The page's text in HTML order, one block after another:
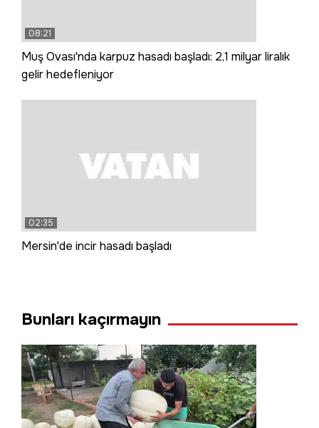
08:21
Muş Ovası'nda karpuz hasadı başladı: 2,1 milyar liralık
gelir hedefleniyor
02:35
Mersin'de incir hasadı başladı
Bunları kaçırmayın